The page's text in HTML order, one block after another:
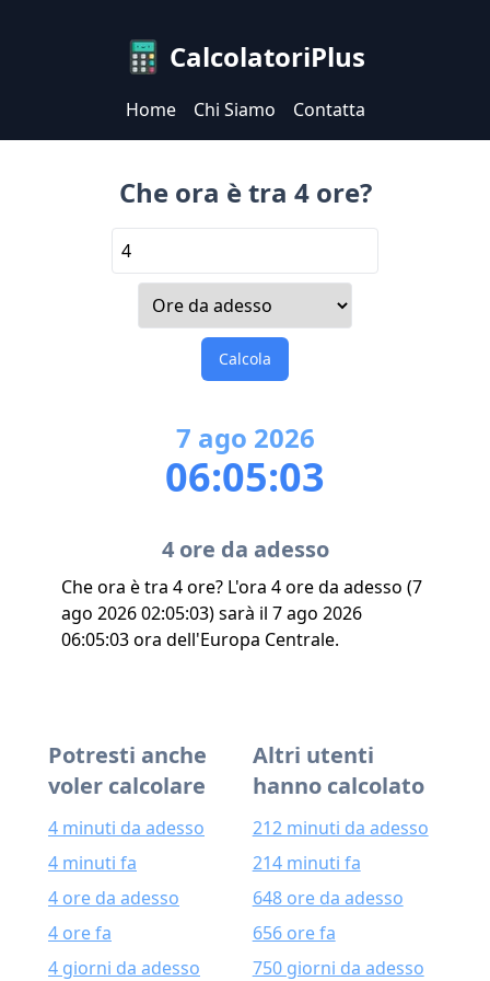
CalcolatoriPlus
Home Chi Siamo Contatta
Che ora è tra 4 ore?
Calcola
7 ago 2026
06:05:03
4 ore da adesso
Che ora è tra 4 ore? L'ora 4 ore da adesso (7
ago 2026 02:05:03) sarà il 7 ago 2026
06:05:03 ora dell'Europa Centrale.
Potresti anche
voler calcolare
4 minuti da adesso
4 minuti fa
4 ore da adesso
4 ore fa
4 giorni da adesso
Altri utenti
hanno calcolato
212 minuti da adesso
214 minuti fa
648 ore da adesso
656 ore fa
750 giorni da adesso